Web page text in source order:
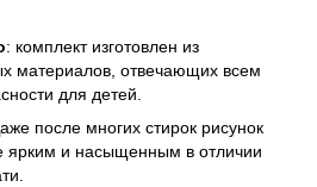
: комплект изготовлен из
материалов, отвечающих всем
для детей.
после многих стирок рисунок
ярким и насыщенным в отличии